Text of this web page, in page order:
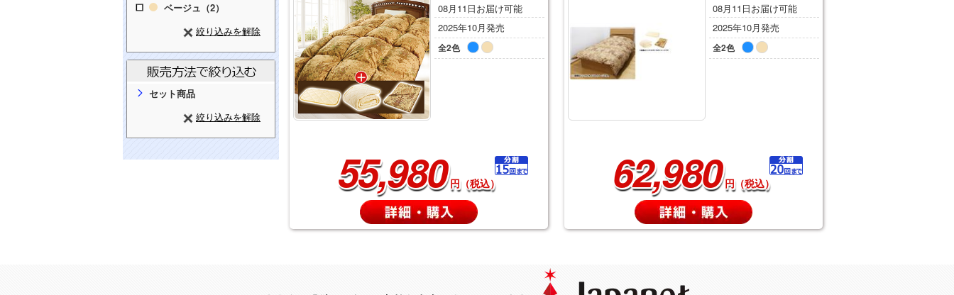
ベージュ（2）
絞り込みを解除
セット商品
絞り込みを解除
08月11日お届け可能
2025年10月発売
全2色
55,980 円（税込）
08月11日お届け可能
2025年10月発売
全2色
62,980 円（税込）